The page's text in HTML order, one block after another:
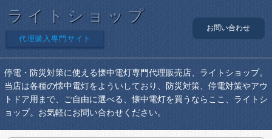
ライトショップ
代理購入専門サイト
お問い合わせ
停電・防災対策に使える懐中電灯専門代理販売店、ライトショップ。
当店は各種の懐中電灯をよういしており、防災対策、停電対策やアウ
トドア用まで、ご自由に選べる、懐中電灯を買うならここ、ライトシ
ョップ。お気軽にお問い合わせください。